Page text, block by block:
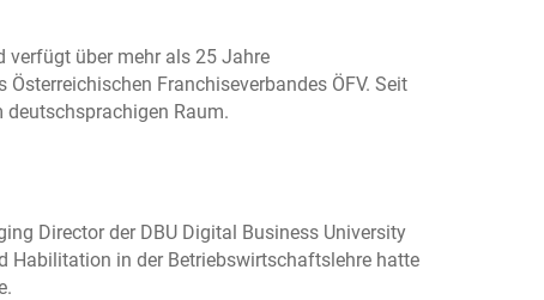
verfügt über mehr als 25 Jahre
Franchiseverbandes ÖFV. Seit
Raum.
Director der DBU Digital Business University
Habilitation in der Betriebswirtschaftslehre hatte